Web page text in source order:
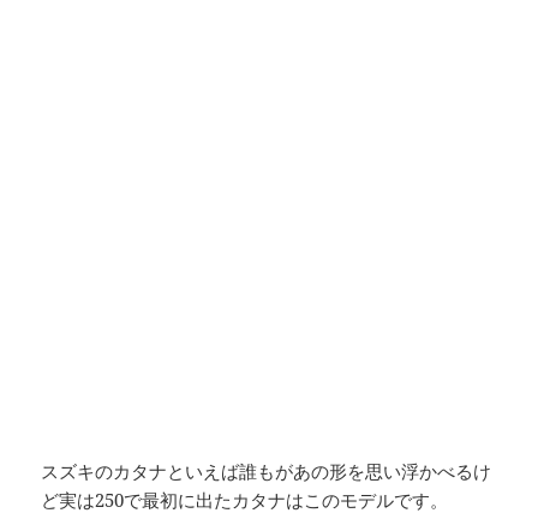
スズキのカタナといえば誰もがあの形を思い浮かべるけ
ど実は250で最初に出たカタナはこのモデルです。